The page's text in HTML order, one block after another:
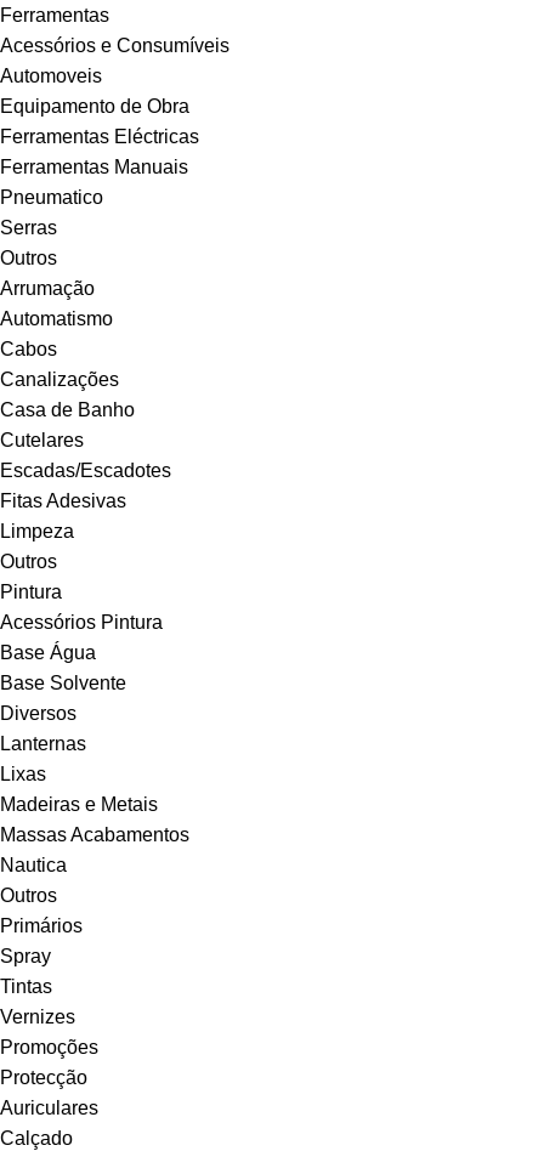
Ferramentas
Acessórios e Consumíveis
Automoveis
Equipamento de Obra
Ferramentas Eléctricas
Ferramentas Manuais
Pneumatico
Serras
Outros
Arrumação
Automatismo
Cabos
Canalizações
Casa de Banho
Cutelares
Escadas/Escadotes
Fitas Adesivas
Limpeza
Outros
Pintura
Acessórios Pintura
Base Água
Base Solvente
Diversos
Lanternas
Lixas
Madeiras e Metais
Massas Acabamentos
Nautica
Outros
Primários
Spray
Tintas
Vernizes
Promoções
Protecção
Auriculares
Calçado